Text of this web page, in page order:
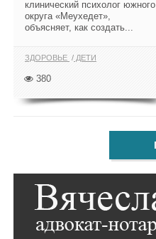
клинический психолог южного
округа «Меухедет»,
объясняет, как создать...
ЗДОРОВЬЕ ДЕТИ
380